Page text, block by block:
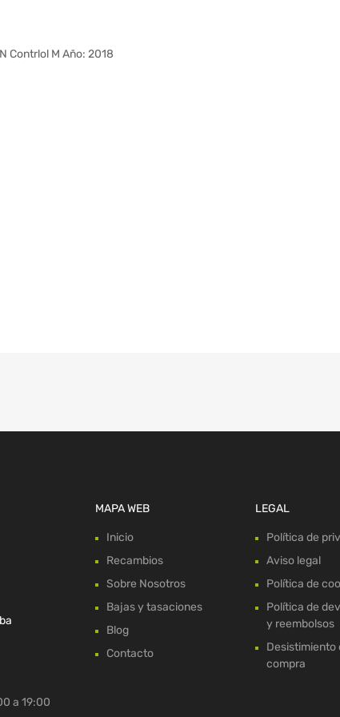
Contrlol M Año: 2018
a 19:00
MAPA WEB
Inicio
Recambios
Sobre Nosotros
Bajas y tasaciones
Blog
Contacto
LEGAL
Política de
Aviso legal
Política de
Política de
y reembolsos
Desistimiento
compra